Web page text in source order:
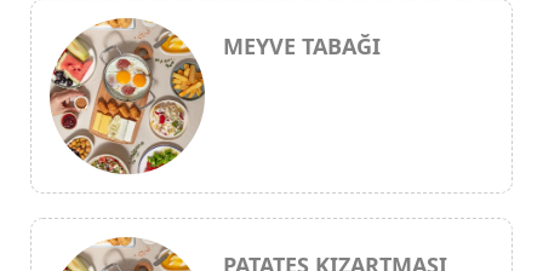
MEYVE TABAĞI
PATATES KIZARTMASI